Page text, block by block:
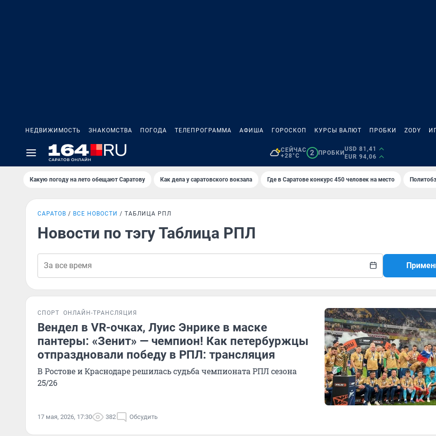
НЕДВИЖИМОСТЬ ЗНАКОМСТВА ПОГОДА ТЕЛЕПРОГРАММА АФИША ГОРОСКОП КУРСЫ ВАЛЮТ ПРОБКИ ZODY
СЕЙЧАС
+28°C
2 ПРОБКИ
USD 81,41
EUR 94,06
Какую погоду на лето обещают Саратову Как дела у саратовского вокзала Где в Саратове конкурс 450 человек на место
САРАТОВ ВСЕ НОВОСТИ ТАБЛИЦА РПЛ
Новости по тэгу Таблица РПЛ
СПОРТ ОНЛАЙН-ТРАНСЛЯЦИЯ
Вендел в VR-очках, Луис Энрике в маске
пантеры: «Зенит» — чемпион! Как петербуржцы
отпраздновали победу в РПЛ: трансляция
В Ростове и Краснодаре решилась судьба чемпионата РПЛ сезона
25/26
17 мая, 2026, 17:30 382 Обсудить